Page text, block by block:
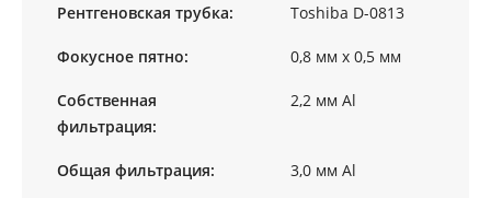
Рентгеновская трубка: Toshiba D-0813
Фокусное пятно: 0,8 мм х 0,5 мм
Собственная
фильтрация:
2,2 мм Al
Общая фильтрация: 3,0 мм Al